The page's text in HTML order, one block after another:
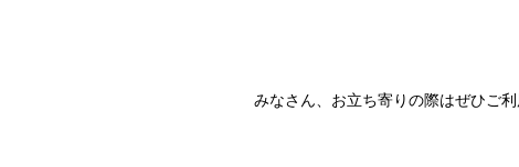
みなさん、お立ち寄りの際はぜひご